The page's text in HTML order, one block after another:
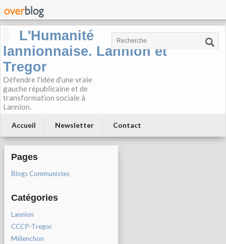
L'Humanité
lannionnaise. Lannion et
Tregor
Défendre l'idée d'une vraie
gauche républicaine et de
transformation sociale à
Lannion.
Accueil Newsletter Contact
Pages
Blogs Communistes
Catégories
Lannion
CCCP-Tregor
Mélenchon